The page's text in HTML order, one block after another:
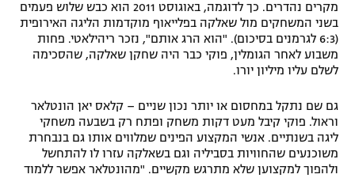
מקרים נהדרים. כך לדוגמה, באוגוסט 2011 הוא כבש שלוש פעמים
בשני המשחקים מול שאלקה בפלייאוף מוקדמות הליגה האירופית
(6:3 לגרמנים בסיכום). "הוא הרג אותם", נזכר ריהילאטי. פחות
משבוע לאחר הגומלין, פוקי כבר היה שחקן שאלקה, שהסכימה
לשלם עליו מיליון יורו.
גם שם נתקל במחסום או יותר נכון שניים – קלאס יאן הונטלאר
וראול. פוקי קיבל מעט דקות משחק ופתח רק בשבעה משחקי
ליגה בשנתיים. אנשי המקצוע הפינים שמלווים אותו גם בנבחרת
משוכנעים שהחוויות בסביליה וגם בשאלקה עזרו לו להתחשל
ולהפוך למקצוען שלא מתרגש מקשיים. "מהונטלאר אפשר ללמוד